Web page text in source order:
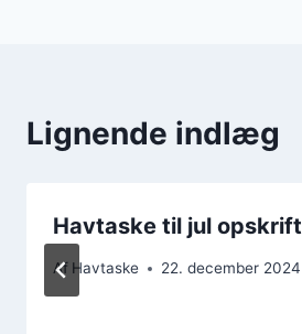
Lignende indlæg
Havtaske til jul opskrift
Af Havtaske 22. december 2024